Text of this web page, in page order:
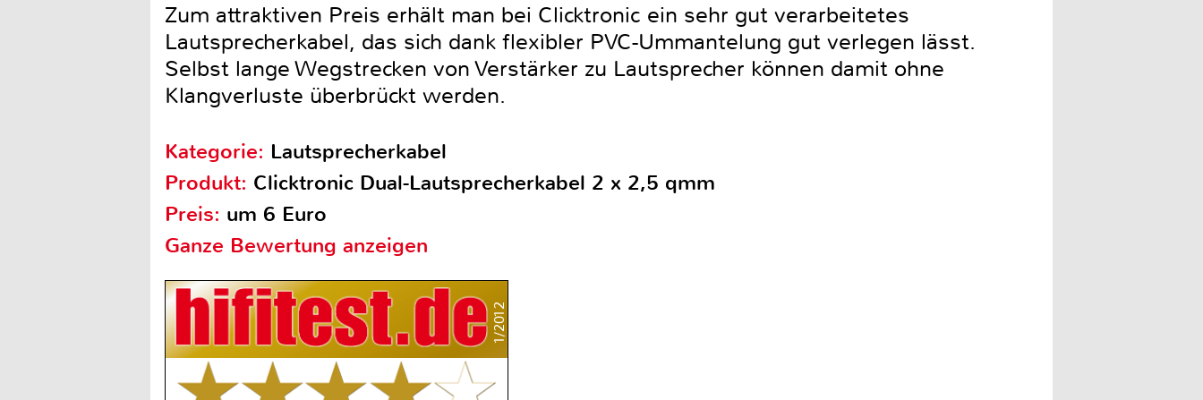
Zum attraktiven Preis erhält man bei Clicktronic ein sehr gut verarbeitetes
Lautsprecherkabel, das sich dank flexibler PVC-Ummantelung gut verlegen lässt.
Selbst lange Wegstrecken von Verstärker zu Lautsprecher können damit ohne
Klangverluste überbrückt werden.
Kategorie: Lautsprecherkabel
Produkt: Clicktronic Dual-Lautsprecherkabel 2 x 2,5 qmm
Preis: um 6 Euro
Ganze Bewertung anzeigen
1/2012